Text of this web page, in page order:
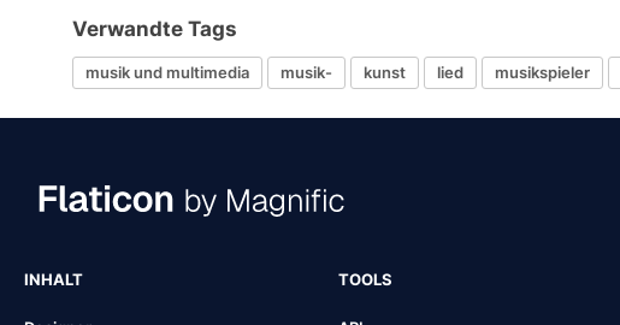
Verwandte Tags
musik und multimedia musik- kunst lied musikspieler
INHALT TOOLS